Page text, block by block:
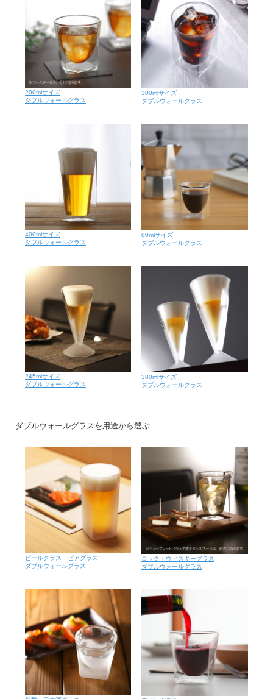
200mlサイズ
ダブルウォールグラス
300mlサイズ
ダブルウォールグラス
400mlサイズ
ダブルウォールグラス
80mlサイズ
ダブルウォールグラス
245mlサイズ
ダブルウォールグラス
380mlサイズ
ダブルウォールグラス
ダブルウォールグラスを用途から選ぶ
ビールグラス・ビアグラス
ダブルウォールグラス
ロック・ウィスキーグラス
ダブルウォールグラス